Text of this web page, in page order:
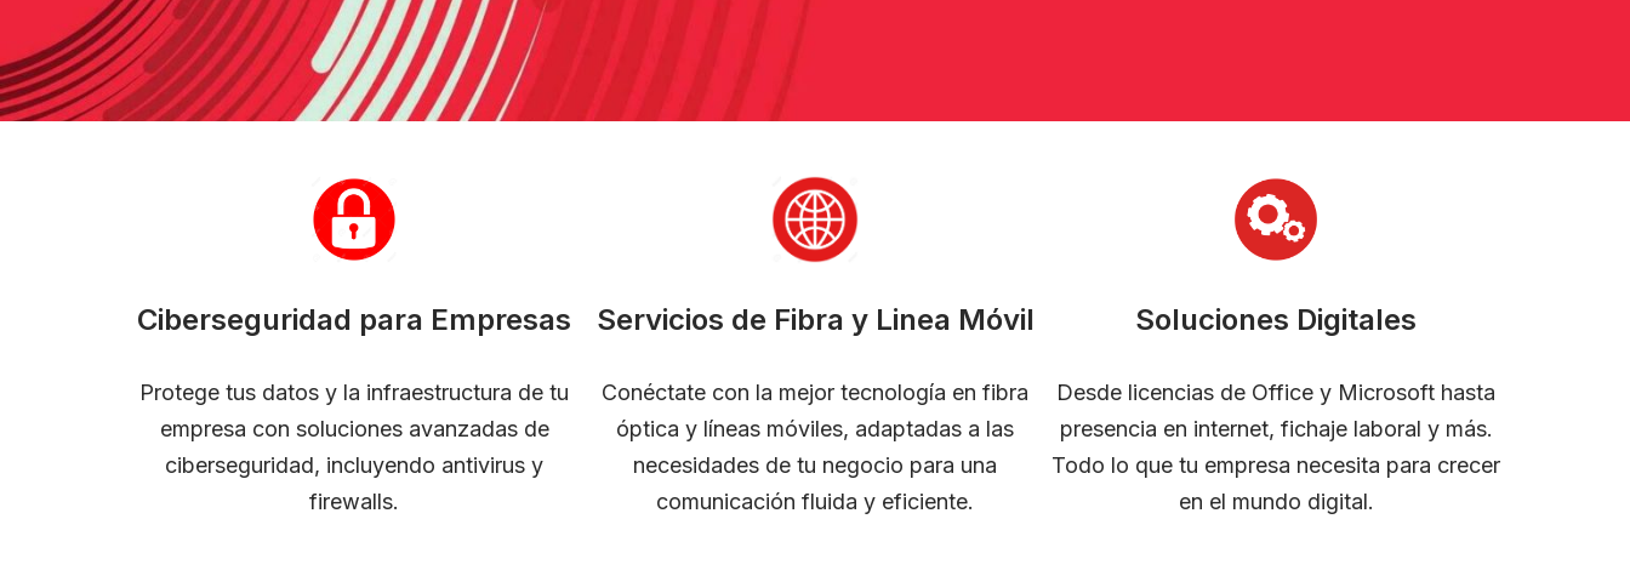
Ciberseguridad para Empresas
Protege tus datos y la infraestructura de tu
empresa con soluciones avanzadas de
ciberseguridad, incluyendo antivirus y
firewalls.
Servicios de Fibra y Linea Móvil
Conéctate con la mejor tecnología en fibra
óptica y líneas móviles, adaptadas a las
necesidades de tu negocio para una
comunicación fluida y eficiente.
Soluciones Digitales
Desde licencias de Office y Microsoft hasta
presencia en internet, fichaje laboral y más.
Todo lo que tu empresa necesita para crecer
en el mundo digital.